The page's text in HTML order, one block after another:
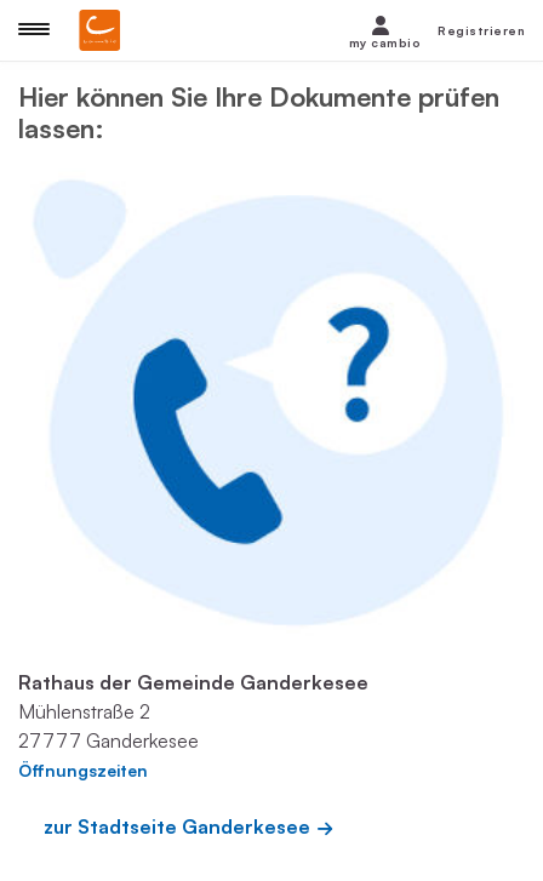
Hier können Sie Ihre Dokumente prüfen
lassen:
Rathaus der Gemeinde Ganderkesee
Mühlenstraße 2
27777 Ganderkesee
Öffnungszeiten
zur Stadtseite Ganderkesee
my cambio
Registrieren